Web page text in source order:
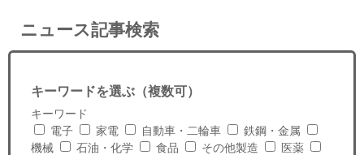
採用情報
日本人にPR
コンサルティング
ニュース記事検索
キーワードを選ぶ（複数可）
キーワード
電子
家電 自動車・二輪車
鉄鋼・金属
機械
石油・化学 食品 その他製造
医薬